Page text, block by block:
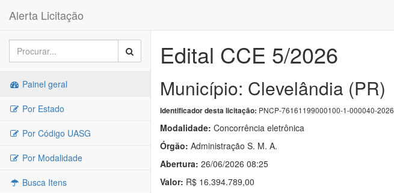
Alerta Licitação
Painel geral
Por Estado
Por Código UASG
Por Modalidade
Busca Itens
Edital CCE 5/2026
Município: Clevelândia (PR)
Identificador desta licitação: PNCP-76161199000100-1-000040-2026
Modalidade: Concorrência eletrônica
Órgão: Administração S. M. A.
Abertura: 26/06/2026 08:25
Valor: R$ 16.394.789,00